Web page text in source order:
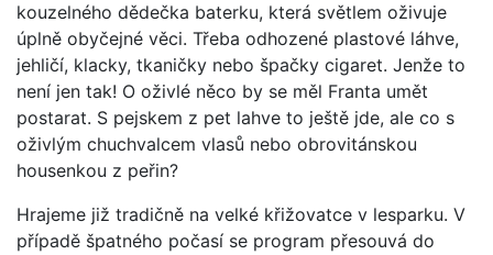
kouzelného dědečka baterku, která světlem oživuje
úplně obyčejné věci. Třeba odhozené plastové láhve,
jehličí, klacky, tkaničky nebo špačky cigaret. Jenže to
není jen tak! O oživlé něco by se měl Franta umět
postarat. S pejskem z pet lahve to ještě jde, ale co s
oživlým chuchvalcem vlasů nebo obrovitánskou
housenkou z peřin?
Hrajeme již tradičně na velké křižovatce v lesparku. V
případě špatného počasí se program přesouvá do